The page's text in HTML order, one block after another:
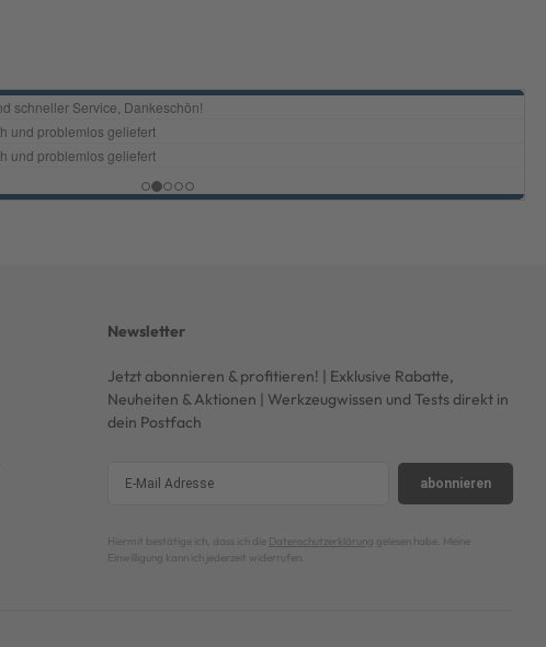
Newsletter
Jetzt abonnieren & profitieren! | Exklusive Rabatte,
Neuheiten & Aktionen | Werkzeugwissen und Tests direkt in
dein Postfach
abonnieren
Hiermit bestätige ich, dass ich die Datenschutzerklärung gelesen habe. Meine
Einwilligung kann ich jederzeit widerrufen.